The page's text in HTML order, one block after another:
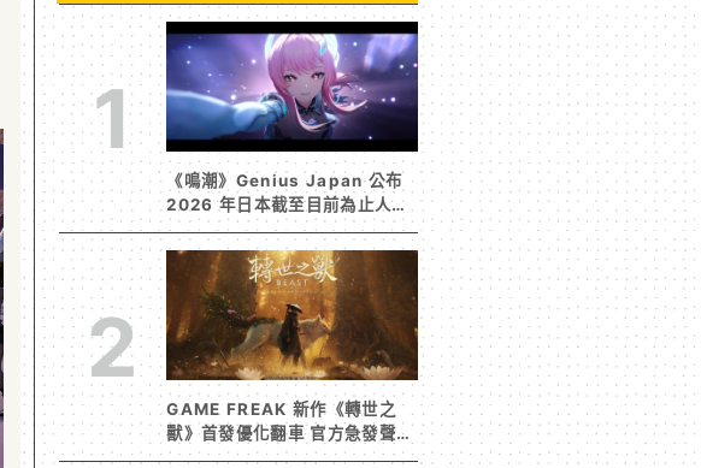
1
《鳴潮》Genius Japan 公布
2026 年日本截至目前為止人氣
歌單《遠航星的告別》&《自無
垠處歸航之星》入榜
2
GAME FREAK 新作《轉世之
獸》首發優化翻車 官方急發聲明
承諾提供大量更新彌補